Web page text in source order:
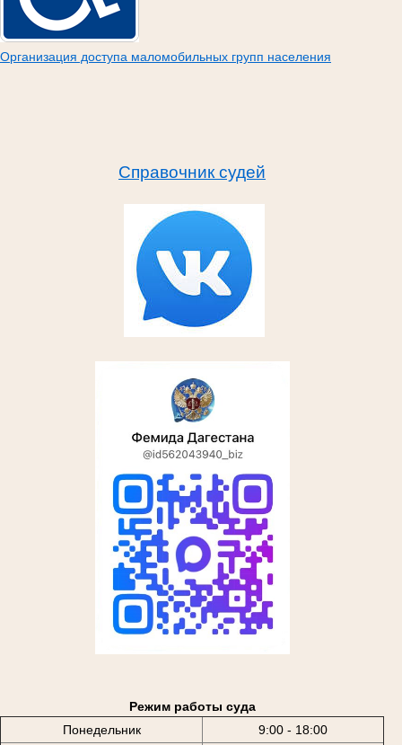
Организация доступа маломобильных групп населения
Справочник судей
Режим работы суда
Понедельник
9:00 - 18:00